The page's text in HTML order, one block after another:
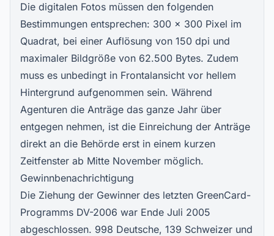
Die digitalen Fotos müssen den folgenden
Bestimmungen entsprechen: 300 x 300 Pixel im
Quadrat, bei einer Auflösung von 150 dpi und
maximaler Bildgröße von 62.500 Bytes. Zudem
muss es unbedingt in Frontalansicht vor hellem
Hintergrund aufgenommen sein. Während
Agenturen die Anträge das ganze Jahr über
entgegen nehmen, ist die Einreichung der Anträge
direkt an die Behörde erst in einem kurzen
Zeitfenster ab Mitte November möglich.
Gewinnbenachrichtigung
Die Ziehung der Gewinner des letzten GreenCard-
Programms DV-2006 war Ende Juli 2005
abgeschlossen. 998 Deutsche, 139 Schweizer und